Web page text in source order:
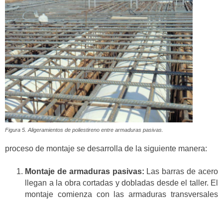
Figura 5. Aligeramientos de poliestireno entre armaduras pasivas.
proceso de montaje se desarrolla de la siguiente manera:
Montaje de armaduras pasivas: Las barras de acero
llegan a la obra cortadas y dobladas desde el taller. El
montaje comienza con las armaduras transversales